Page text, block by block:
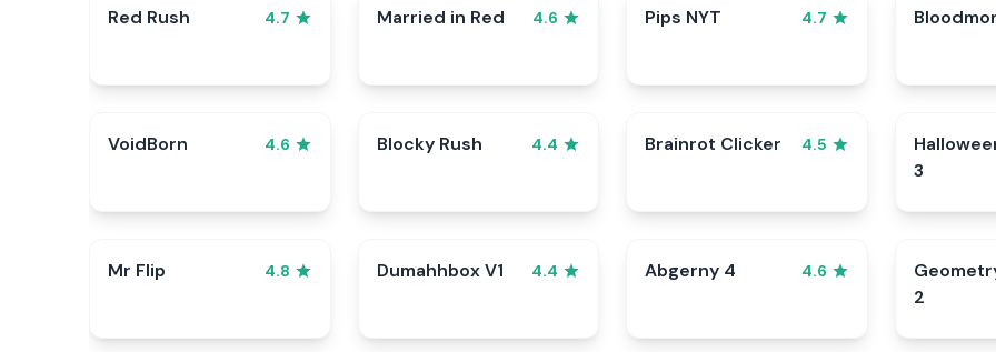
Red Rush 4.7 Married in Red 4.6 Pips NYT 4.7
VoidBorn 4.6 Blocky Rush 4.4 Brainrot Clicker 4.5
3
Mr Flip 4.8 Dumahhbox V1 4.4 Abgerny 4 4.6
2